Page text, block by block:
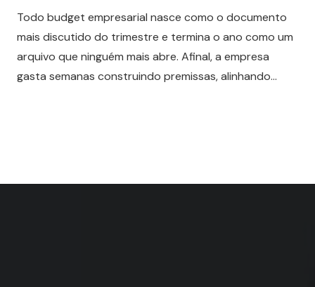
Todo budget empresarial nasce como o documento
mais discutido do trimestre e termina o ano como um
arquivo que ninguém mais abre. Afinal, a empresa
gasta semanas construindo premissas, alinhando…